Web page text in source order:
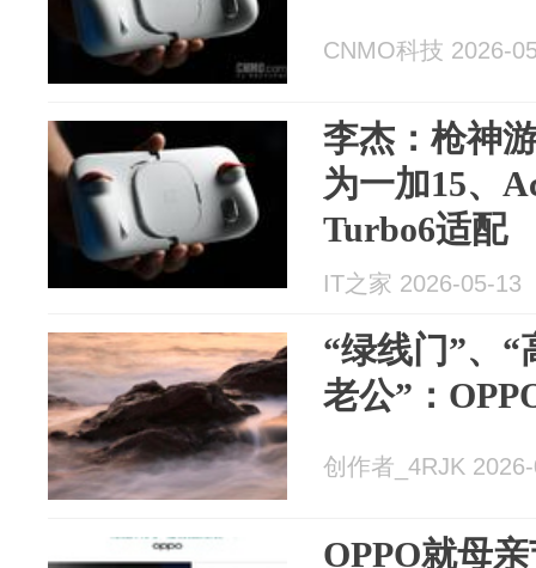
CNMO科技 2026-
李杰：枪神
为一加15、
Turbo6适配
IT之家 2026-05-13
“绿线门”、“
老公”：
创作者_4RJK
OPPO就母